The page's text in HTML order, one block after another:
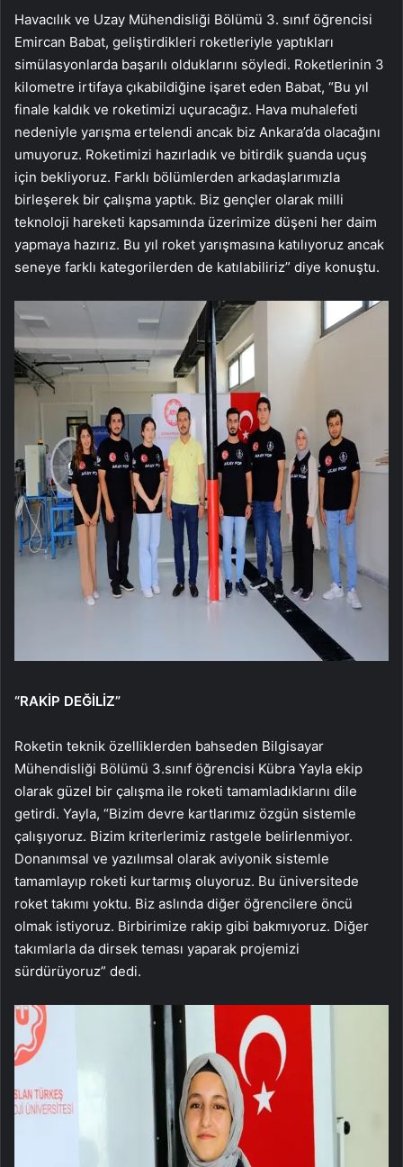
Havacılık ve Uzay Mühendisliği Bölümü 3. sınıf öğrencisi
Emircan Babat, geliştirdikleri roketleriyle yaptıkları
simülasyonlarda başarılı olduklarını söyledi. Roketlerinin 3
kilometre irtifaya çıkabildiğine işaret eden Babat, “Bu yıl
finale kaldık ve roketimizi uçuracağız. Hava muhalefeti
nedeniyle yarışma ertelendi ancak biz Ankara’da olacağını
umuyoruz. Roketimizi hazırladık ve bitirdik şuanda uçuş
için bekliyoruz. Farklı bölümlerden arkadaşlarımızla
birleşerek bir çalışma yaptık. Biz gençler olarak milli
teknoloji hareketi kapsamında üzerimize düşeni her daim
yapmaya hazırız. Bu yıl roket yarışmasına katılıyoruz ancak
seneye farklı kategorilerden de katılabiliriz” diye konuştu.
“RAKİP DEĞİLİZ”
Roketin teknik özelliklerden bahseden Bilgisayar
Mühendisliği Bölümü 3.sınıf öğrencisi Kübra Yayla ekip
olarak güzel bir çalışma ile roketi tamamladıklarını dile
getirdi. Yayla, “Bizim devre kartlarımız özgün sistemle
çalışıyoruz. Bizim kriterlerimiz rastgele belirlenmiyor.
Donanımsal ve yazılımsal olarak aviyonik sistemle
tamamlayıp roketi kurtarmış oluyoruz. Bu üniversitede
roket takımı yoktu. Biz aslında diğer öğrencilere öncü
olmak istiyoruz. Birbirimize rakip gibi bakmıyoruz. Diğer
takımlarla da dirsek teması yaparak projemizi
sürdürüyoruz” dedi.